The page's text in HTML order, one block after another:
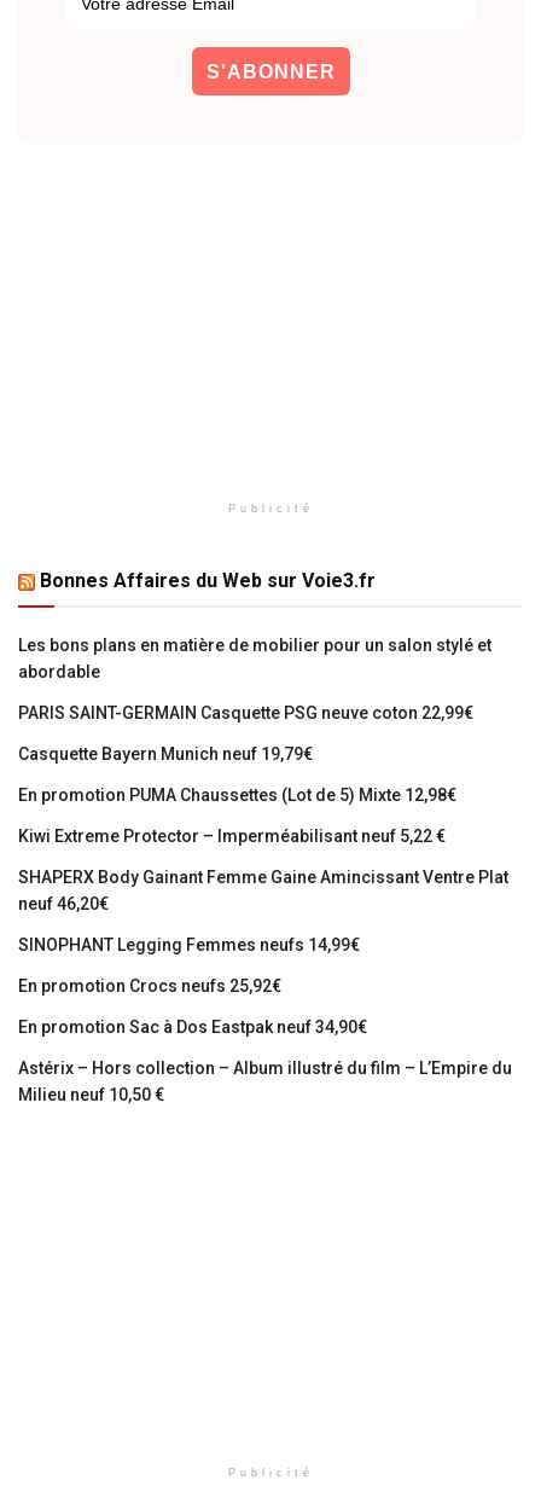
Publicité
Bonnes Affaires du Web sur Voie3.fr
Les bons plans en matière de mobilier pour un salon stylé et
abordable
PARIS SAINT-GERMAIN Casquette PSG neuve coton 22,99€
Casquette Bayern Munich neuf 19,79€
En promotion PUMA Chaussettes (Lot de 5) Mixte 12,98€
Kiwi Extreme Protector – Imperméabilisant neuf 5,22 €
SHAPERX Body Gainant Femme Gaine Amincissant Ventre Plat
neuf 46,20€
SINOPHANT Legging Femmes neufs 14,99€
En promotion Crocs neufs 25,92€
En promotion Sac à Dos Eastpak neuf 34,90€
Astérix – Hors collection – Album illustré du film – L’Empire du
Milieu neuf 10,50 €
Publicité